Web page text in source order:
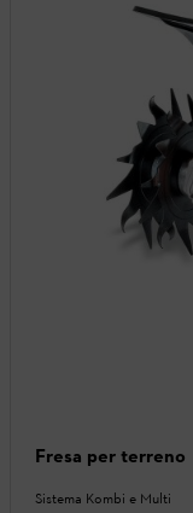
Fresa per terreno
Sistema Kombi e Multi